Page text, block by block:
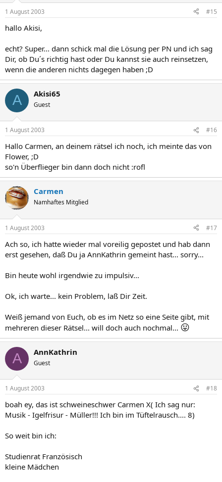
1 August 2003 #15
hallo Akisi,
echt? Super... dann schick mal die Lösung per PN und ich sag
Dir, ob Du´s richtig hast oder Du kannst sie auch reinsetzen,
wenn die anderen nichts dagegen haben ;D
A Akisi65
Guest
1 August 2003 #16
Hallo Carmen, an deinem rätsel ich noch, ich meinte das von
Flower, ;D
so'n Überflieger bin dann doch nicht :rofl
Carmen
Namhaftes Mitglied
1 August 2003 #17
Ach so, ich hatte wieder mal voreilig gepostet und hab dann
erst gesehen, daß Du ja AnnKathrin gemeint hast... sorry...
Bin heute wohl irgendwie zu impulsiv...
Ok, ich warte... kein Problem, laß Dir Zeit.
Weiß jemand von Euch, ob es im Netz so eine Seite gibt, mit
mehreren dieser Rätsel... will doch auch nochmal... 😛
A AnnKathrin
Guest
1 August 2003 #18
boah ey, das ist schweineschwer Carmen X( Ich sag nur:
Musik - Igelfrisur - Müller!!! Ich bin im Tüftelrausch.... 8)
So weit bin ich:
Studienrat Französisch
kleine Mädchen